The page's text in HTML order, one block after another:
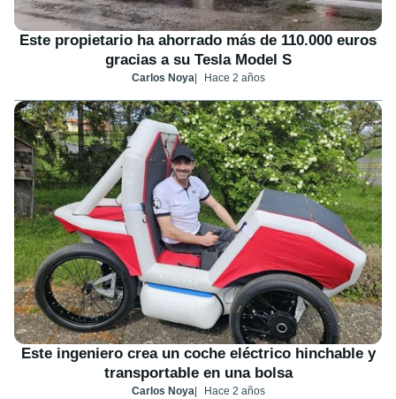
Este propietario ha ahorrado más de 110.000 euros
gracias a su Tesla Model S
Carlos Noya Hace 2 años
Este ingeniero crea un coche eléctrico hinchable y
transportable en una bolsa
Carlos Noya Hace 2 años